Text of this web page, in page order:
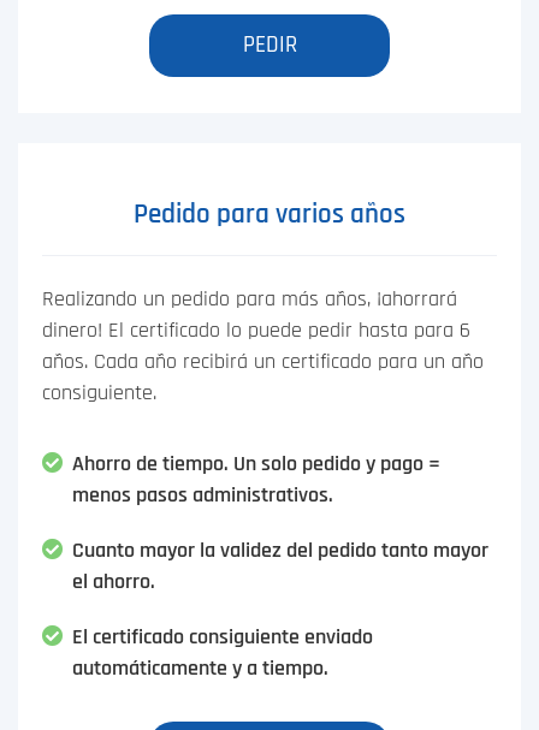
PEDIR
Pedido para varios años
Realizando un pedido para más años, ¡ahorrará
dinero! El certificado lo puede pedir hasta para 6
años. Cada año recibirá un certificado para un año
consiguiente.
Ahorro de tiempo. Un solo pedido y pago =
menos pasos administrativos.
Cuanto mayor la validez del pedido tanto mayor
el ahorro.
El certificado consiguiente enviado
automáticamente y a tiempo.